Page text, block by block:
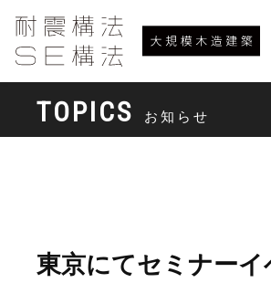
TOPICS お知らせ
東京にてセミナー